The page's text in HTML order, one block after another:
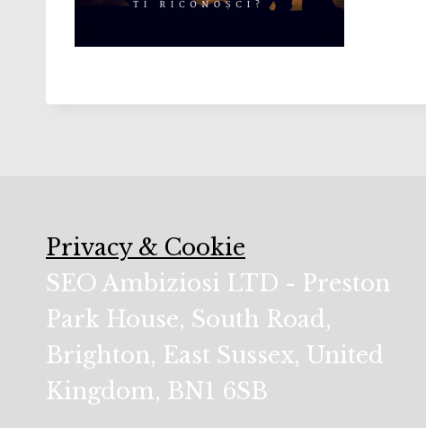
Privacy & Cookie
SEO Ambiziosi LTD - Preston
Park House, South Road,
Brighton, East Sussex, United
Kingdom, BN1 6SB